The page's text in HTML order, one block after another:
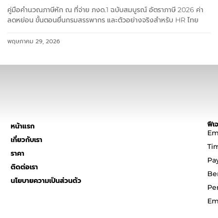
คู่มือคำนวณภาษีหัก ณ ที่จ่าย ภงด.1 ฉบับสมบูรณ์ อัตราภาษี 2026 ค่า
ลดหย่อน ขั้นตอนยื่นกรมสรรพากร และตัวอย่างจริงสำหรับ HR ไทย
พฤษภาคม 29, 2026
หน้าแรก
เกี่ยวกับเรา
ราคา
ติดต่อเรา
นโยบายความเป็นส่วนตัว
ฟีเ